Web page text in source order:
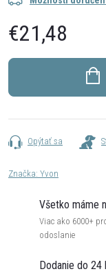
€21,48
Opýtať sa
Značka: Yvon
Všetko máme
Viac ako 6000+
odoslanie
Dodanie do 24